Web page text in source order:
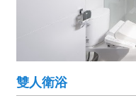
雙人衛浴